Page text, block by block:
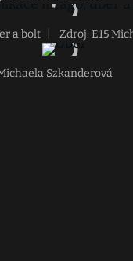
a bolt Zdroj: E15
Szkanderová